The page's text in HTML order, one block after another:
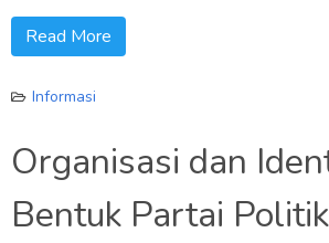
Read More
Informasi
Organisasi dan
Bentuk Partai